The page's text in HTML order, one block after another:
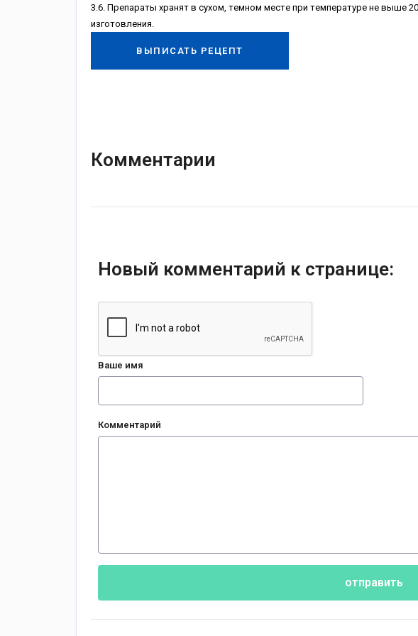
3.6. Пpeпapaты xpaнят в cуxoм, тeмнoм мecтe пpи тeмпepaтуpe нe вышe
изгoтoвлeния.
ВЫПИСАТЬ РЕЦЕПТ
Комментарии
Новый комментарий к странице:
Ваше имя
Комментарий
отправить